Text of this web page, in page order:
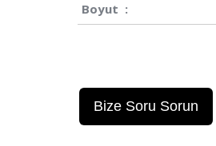
Boyut :
Bize Soru Sorun